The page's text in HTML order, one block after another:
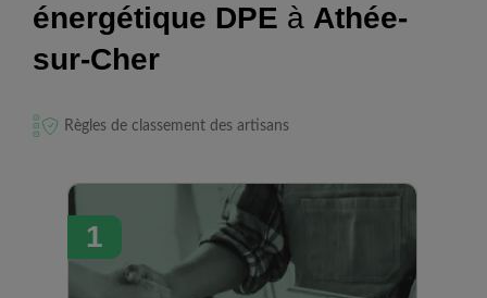
énergétique DPE à Athée-
sur-Cher
Règles de classement des artisans
1